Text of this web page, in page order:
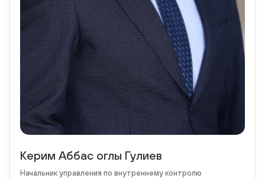
Керим Аббас оглы Гулиев
Начальник управления по внутреннему контролю